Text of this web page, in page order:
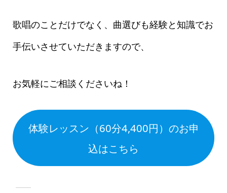
歌唱のことだけでなく、曲選びも経験と知識でお
手伝いさせていただきますので、
お気軽にご相談くださいね！
体験レッスン（60分4,400円）のお申
込はこちら